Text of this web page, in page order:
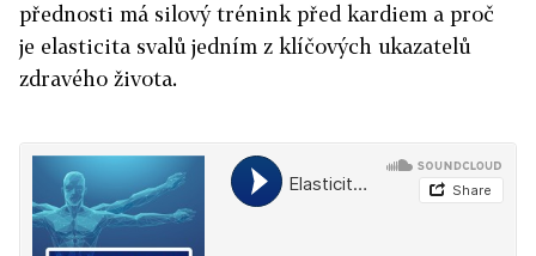
přednosti má silový trénink před kardiem a proč
je elasticita svalů jedním z klíčových ukazatelů
zdravého života.